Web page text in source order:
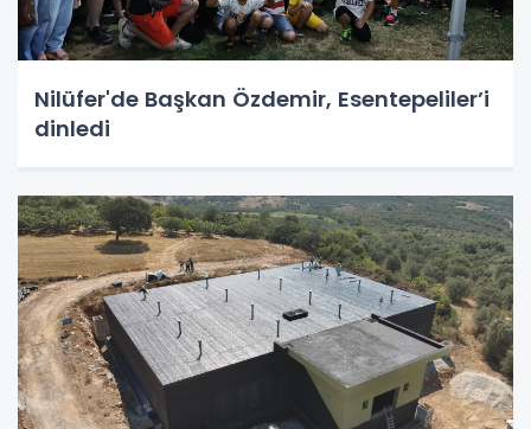
Nilüfer'de Başkan Özdemir, Esentepeliler’i
dinledi